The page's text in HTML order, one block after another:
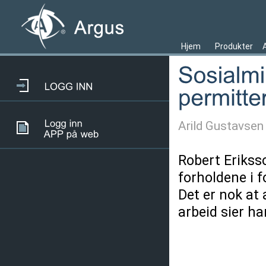
Hjem Produkter
Arild
Robert
forholdene i
Det er nok at
arbeid sier